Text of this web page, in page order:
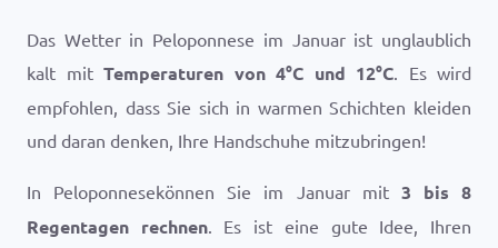
Das Wetter in Peloponnese im Januar ist unglaublich
kalt mit Temperaturen von 4°C und 12°C. Es wird
empfohlen, dass Sie sich in warmen Schichten kleiden
und daran denken, Ihre Handschuhe mitzubringen!
In Peloponnesekönnen Sie im Januar mit 3 bis 8
Regentagen rechnen. Es ist eine gute Idee, Ihren